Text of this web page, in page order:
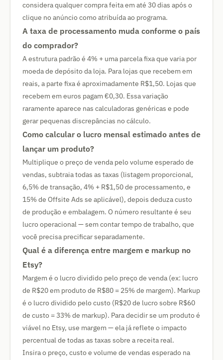
considera qualquer compra feita em até 30 dias após o
clique no anúncio como atribuída ao programa.
A taxa de processamento muda conforme o país
do comprador?
A estrutura padrão é 4% + uma parcela fixa que varia por
moeda de depósito da loja. Para lojas que recebem em
reais, a parte fixa é aproximadamente R$1,50. Lojas que
recebem em euros pagam €0,30. Essa variação
raramente aparece nas calculadoras genéricas e pode
gerar pequenas discrepâncias no cálculo.
Como calcular o lucro mensal estimado antes de
lançar um produto?
Multiplique o preço de venda pelo volume esperado de
vendas, subtraia todas as taxas (listagem proporcional,
6,5% de transação, 4% + R$1,50 de processamento, e
15% de Offsite Ads se aplicável), depois deduza custo
de produção e embalagem. O número resultante é seu
lucro operacional — sem contar tempo de trabalho, que
você precisa precificar separadamente.
Qual é a diferença entre margem e markup no
Etsy?
Margem é o lucro dividido pelo preço de venda (ex: lucro
de R$20 em produto de R$80 = 25% de margem). Markup
é o lucro dividido pelo custo (R$20 de lucro sobre R$60
de custo = 33% de markup). Para decidir se um produto é
viável no Etsy, use margem — ela já reflete o impacto
percentual de todas as taxas sobre a receita real.
Insira o preço, custo e volume de vendas esperado na